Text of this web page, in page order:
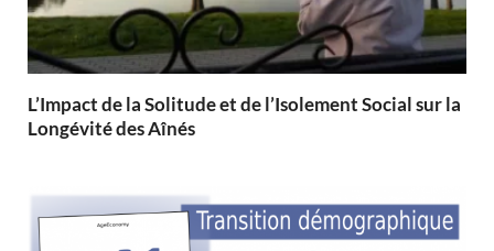
L’Impact de la Solitude et de l’Isolement Social sur la
Longévité des Aînés